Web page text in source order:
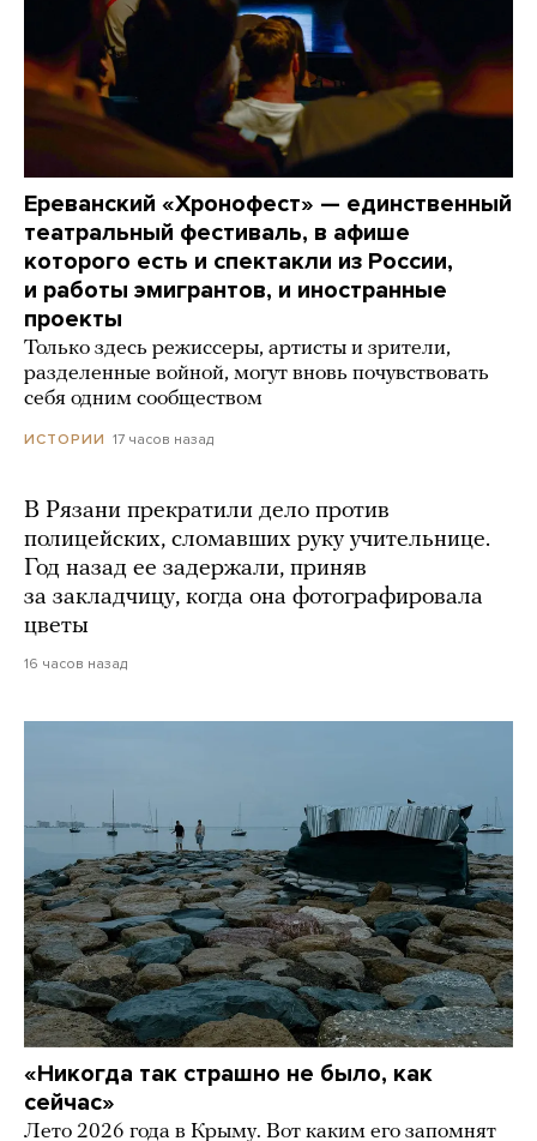
Ереванский «Хронофест» — единственный
театральный фестиваль, в афише
которого есть и спектакли из России,
и работы эмигрантов, и иностранные
проекты
Только здесь режиссеры, артисты и зрители,
разделенные войной, могут вновь почувствовать
себя одним сообществом
ИСТОРИИ 17 часов назад
В Рязани прекратили дело против
полицейских, сломавших руку учительнице.
Год назад ее задержали, приняв
за закладчицу, когда она фотографировала
цветы
16 часов назад
«Никогда так страшно не было, как
сейчас»
Лето 2026 года в Крыму. Вот каким его запомнят